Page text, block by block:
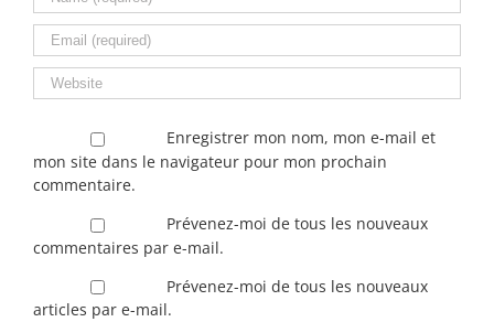
Enregistrer mon nom, mon e-mail et
mon site dans le navigateur pour mon prochain
commentaire.
Prévenez-moi de tous les nouveaux
commentaires par e-mail.
Prévenez-moi de tous les nouveaux
articles par e-mail.